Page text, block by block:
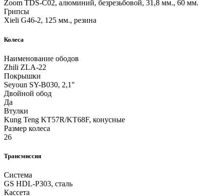
Zoom TDS-C02, алюминий, безрезьбовой, 31,8 мм., 60 мм.
Грипсы
Xieli G46-2, 125 мм., резина
Колеса
Наименование ободов
Zhili ZLA-22
Покрышки
Seyoun SY-B030, 2,1"
Двойной обод
Да
Втулки
Kung Teng KT57R/KT68F, конусные
Размер колеса
26
Трансмиссия
Система
GS HDL-P303, сталь
Кассета